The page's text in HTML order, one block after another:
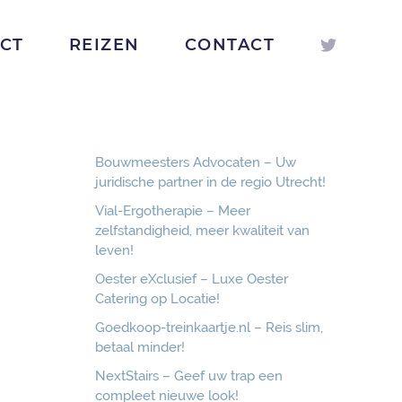
REIZEN CONTACT
Bouwmeesters Advocaten – Uw
juridische partner in de regio Utrecht!
Vial-Ergotherapie – Meer
zelfstandigheid, meer kwaliteit van
leven!
Oester eXclusief – Luxe Oester
Catering op Locatie!
Goedkoop-treinkaartje.nl – Reis slim,
betaal minder!
NextStairs – Geef uw trap een
compleet nieuwe look!